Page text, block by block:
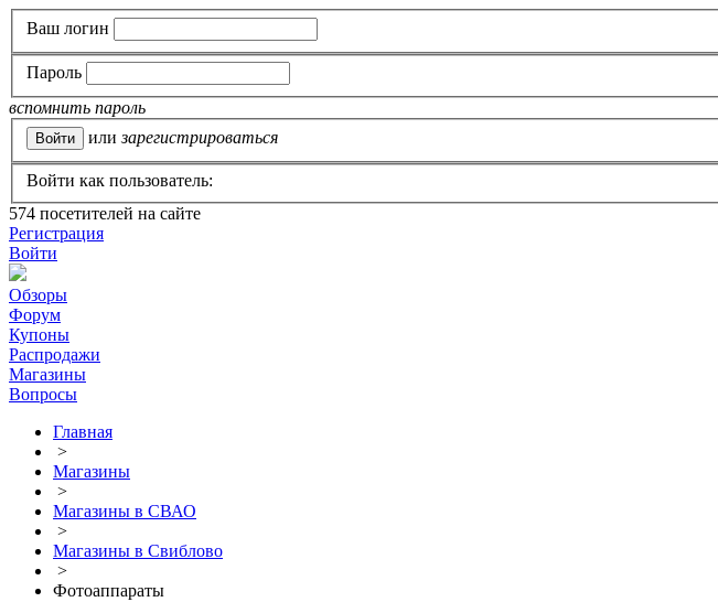
Ваш логин
Пароль
вспомнить пароль
или зарегистрироваться
Войти как пользователь:
574 посетителей на сайте
Регистрация
Войти
Обзоры
Форум
Купоны
Распродажи
Магазины
Вопросы
Главная
>
Магазины
>
Магазины в СВАО
>
Магазины в Свиблово
>
Фотоаппараты